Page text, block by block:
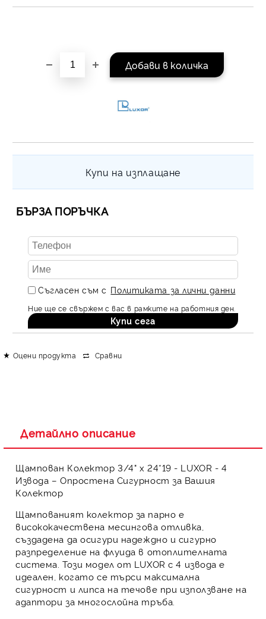
Купи на изплащане
БЪРЗА ПОРЪЧКА
Съгласен съм с Политиката за лични данни
Ние ще се свържем с вас в рамките на работния ден.
Оцени продукта Сравни
Детайлно описание
Щампован Колектор 3/4" х 24*19 - LUXOR - 4
Извода – Опростена Сигурност за Вашия
Колектор
Щампованият колектор за парно е
висококачествена месингова отливка
създадена да осигури надеждно и сигурно
разпределение на флуида в отоплителната
система. Този модел от LUXOR с4 извода е
идеален, когато се търси максимална
сигурност и липса на течове при използване на
адаптори за многослойна тръба